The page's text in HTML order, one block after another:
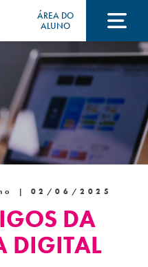
ÁREA DO
ALUNO
| 02/06/2025
DA
DIGITAL